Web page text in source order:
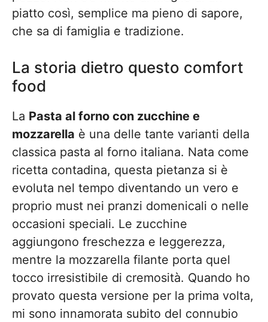
piatto così, semplice ma pieno di sapore,
che sa di famiglia e tradizione.
La storia dietro questo comfort
food
La Pasta al forno con zucchine e
mozzarella è una delle tante varianti della
classica pasta al forno italiana. Nata come
ricetta contadina, questa pietanza si è
evoluta nel tempo diventando un vero e
proprio must nei pranzi domenicali o nelle
occasioni speciali. Le zucchine
aggiungono freschezza e leggerezza,
mentre la mozzarella filante porta quel
tocco irresistibile di cremosità. Quando ho
provato questa versione per la prima volta,
mi sono innamorata subito del connubio